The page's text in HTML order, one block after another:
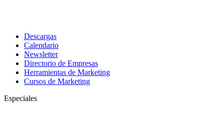
Descargas
Calendario
Newsletter
Directorio de Empresas
Herramientas de Marketing
Cursos de Marketing
Especiales